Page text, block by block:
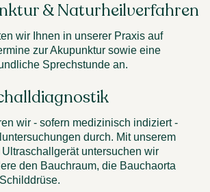
& Naturheilverfahren
wir Ihnen in unserer Praxis auf
zur Akupunktur sowie eine
Sprechstunde an.
wir - sofern medizinisch indiziert -
durch. Mit unserem
untersuchen wir
den Bauchraum, die Bauchaorta